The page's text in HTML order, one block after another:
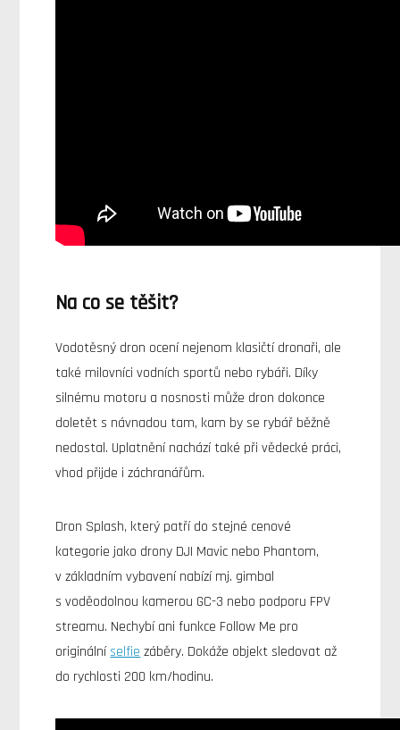
Na co se těšit?
Vodotěsný dron ocení nejenom klasičtí dronaři, ale
také milovníci vodních sportů nebo rybáři. Díky
silnému motoru a nosnosti může dron dokonce
doletět s návnadou tam, kam by se rybář běžně
nedostal. Uplatnění nachází také při vědecké práci,
vhod přijde i záchranářům.
Dron Splash, který patří do stejné cenové
kategorie jako drony DJI Mavic nebo Phantom,
v základním vybavení nabízí mj. gimbal
s voděodolnou kamerou GC-3 nebo podporu FPV
streamu. Nechybí ani funkce Follow Me pro
originálníselfie záběry. Dokáže objekt sledovat až
do rychlosti 200 km/hodinu.